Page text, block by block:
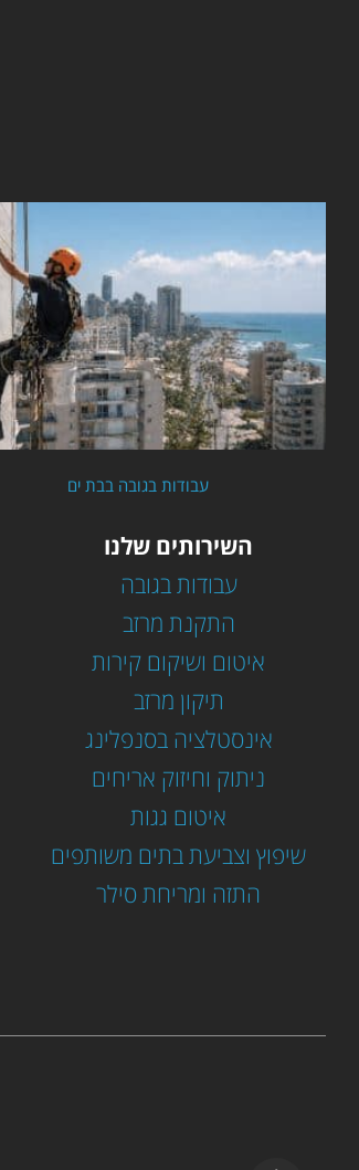
עבודות בגובה בבת ים
השירותים שלנו
עבודות בגובה
התקנת מרזב
איטום ושיקום קירות
תיקון מרזב
אינסטלציה בסנפלינג
ניתוק וחיזוק אריחים
איטום גגות
שיפוץ וצביעת בתים משותפים
התזה ומריחת סילר